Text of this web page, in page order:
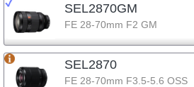
SEL2870GM
FE 28-70mm F2 GM
SEL2870
FE 28-70mm F3.5-5.6 OSS